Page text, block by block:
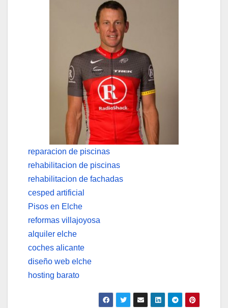
reparacion de piscinas
rehabilitacion de piscinas
rehabilitacion de fachadas
cesped artificial
Pisos en Elche
reformas villajoyosa
alquiler elche
coches alicante
diseño web elche
hosting barato